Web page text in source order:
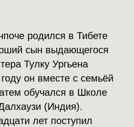
родился в Тибете
сын выдающегося
Тулку Ургьена
он вместе с семьёй
обучался в Школе
(Индия).
лет поступил